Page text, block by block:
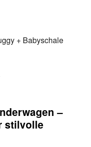
+ Babyschale
–
stilvolle